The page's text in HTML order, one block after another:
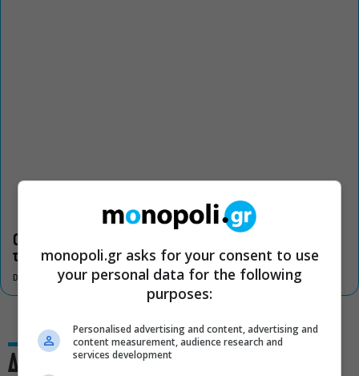
Οι «Τρωάδες» στην Επίδαυρο αλλάζουν την αντίληψη για
τον πολιτισμό
DON'T MISS
Δες και αυτό
monopoli.gr asks for your consent to use
your personal data for the following
purposes:
Personalised advertising and content, advertising and
content measurement, audience research and
services development